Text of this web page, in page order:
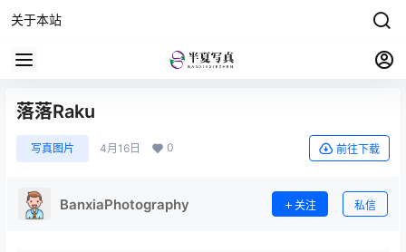
关于本站
落落Raku
写真图片 4月16日 0 前往下载
BanxiaPhotography 关注 私信